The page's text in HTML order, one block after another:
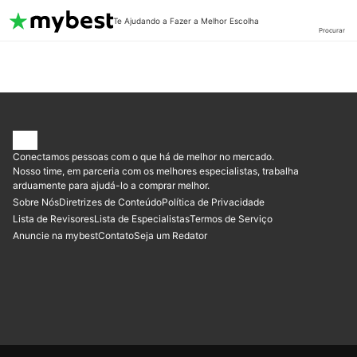
Te Ajudando a Fazer a Melhor Escolha
Procurar
Conectamos pessoas com o que há de melhor no mercado.
Nosso time, em parceria com os melhores especialistas, trabalha
arduamente para ajudá-lo a comprar melhor.
Sobre NósDiretrizes de ConteúdoPolítica de Privacidade
Lista de RevisoresLista de EspecialistasTermos de Serviço
Anuncie na mybestContatoSeja um Redator